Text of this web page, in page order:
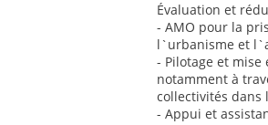
Évaluation et
- AMO pour la
l`urbanisme et
- Pilotage et
notamment à
collectivités dans
- Appui et